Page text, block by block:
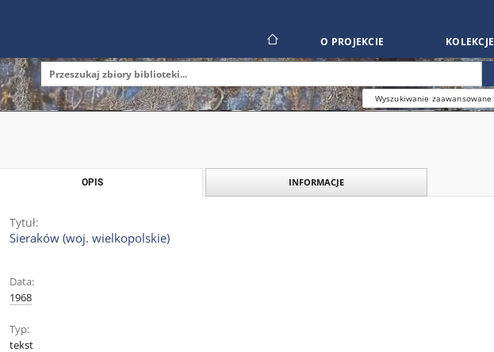
O PROJEKCIE KOLEKCJE
Wyszukiwanie zaawansowane
OPIS INFORMACJE
Tytuł:
Sieraków (woj. wielkopolskie)
Data:
1968
Typ:
tekst